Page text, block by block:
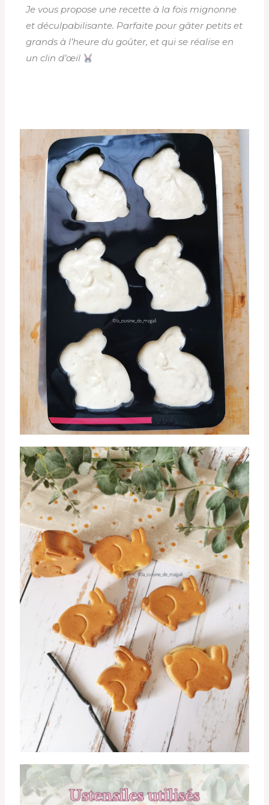
Je vous propose une recette à la fois mignonne
et déculpabilisante. Parfaite pour gâter petits et
grands à l’heure du goûter, et qui se réalise en
un clin d’œil